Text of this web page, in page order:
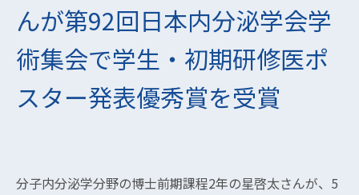
んが第92回日本内分泌学会学
術集会で学生・初期研修医ポ
スター発表優秀賞を受賞
分子内分泌学分野の博士前期課程2年の星啓太さんが、5